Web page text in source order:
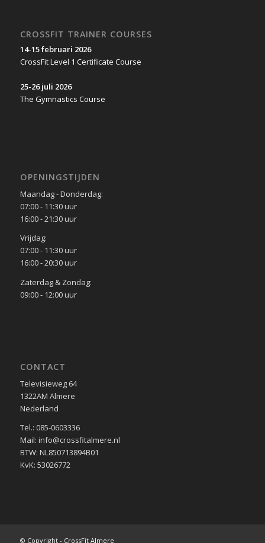
CROSSFIT TRAINER COURSES
14-15 februari 2026
CrossFit Level 1 Certificate Course
25-26 juli 2026
The Gymnastics Course
OPENINGSTIJDEN
Maandag - Donderdag:
07:00 - 11:30 uur
16:00 - 21:30 uur
Vrijdag:
07:00 - 11:30 uur
16:00 - 20:30 uur
Zaterdag & Zondag:
09:00 - 12:00 uur
CONTACT
Televisieweg 64
1322AM Almere
Nederland
Tel.: 085-0603336
Mail: info@crossfitalmere.nl
BTW: NL850713894B01
KvK: 53026772
© Copyright - CrossFit Almere